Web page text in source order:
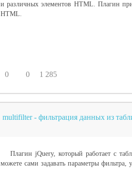
и различных элементов HTML. Плагин
HTML.
0 0 1 285
multifilter - фильтрация данных из
Плагин jQuery, который работает с
можете сами задавать параметры